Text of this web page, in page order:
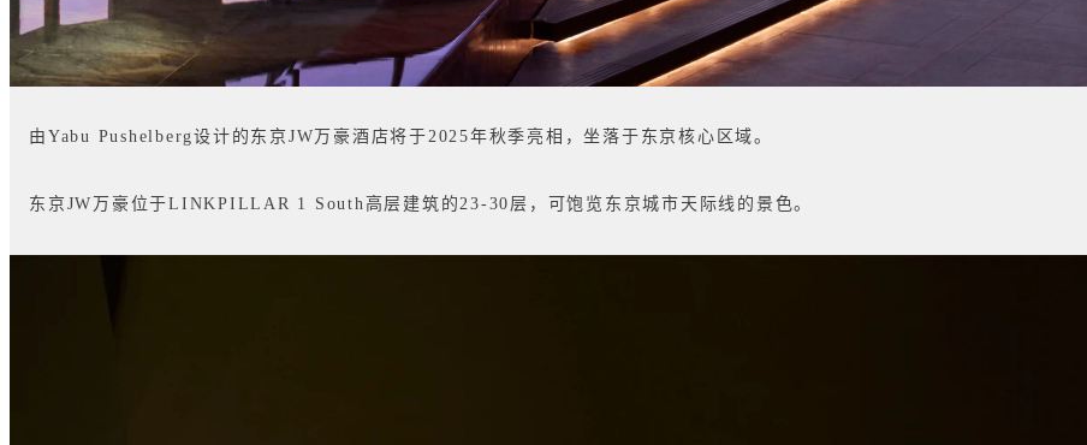
由Yabu Pushelberg设计的东京JW万豪酒店将于2025年秋季亮相，坐落于东京核心区域。
东京JW万豪位于LINKPILLAR 1 South高层建筑的23-30层，可饱览东京城市天际线的景色。